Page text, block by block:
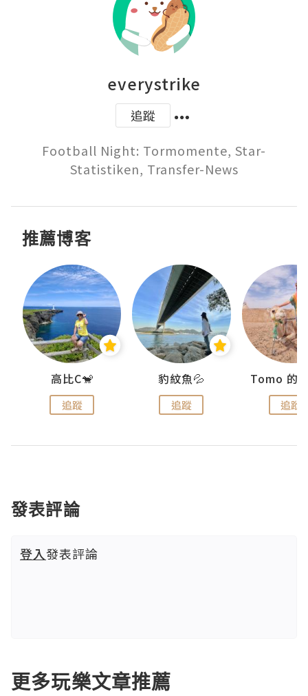
everystrike
追蹤
Football Night: Tormomente, Star-
Statistiken, Transfer-News
推薦博客
高比C🐒
追蹤
豹紋魚💦
追蹤 追蹤
發表評論
登入發表評論
更多玩樂文章推薦